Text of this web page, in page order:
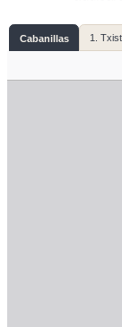
Cabanillas 1.